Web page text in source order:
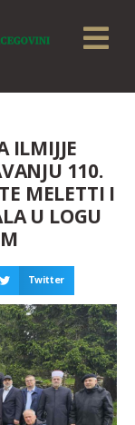
ILMIJJE
110.
MELETTI I
U LOGU
Twitter